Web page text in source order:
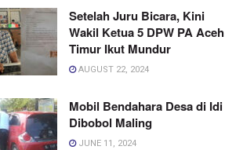
Setelah Juru Bicara, Kini
Wakil Ketua 5 DPW PA Aceh
Timur Ikut Mundur
AUGUST 22, 2024
Mobil Bendahara Desa di Idi
Dibobol Maling
JUNE 11, 2024